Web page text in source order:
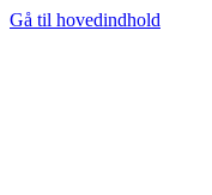
Gå til hovedindhold